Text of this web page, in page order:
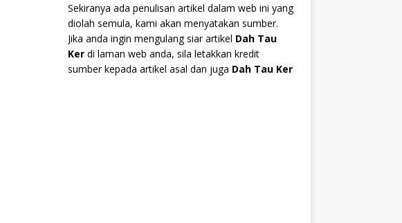
Sekiranya ada penulisan artikel dalam web ini yang
diolah semula, kami akan menyatakan sumber.
Jika anda ingin mengulang siar artikel Dah Tau
Kerdi laman web anda, sila letakkan kredit
sumber kepada artikel asal dan juga Dah Tau Ker